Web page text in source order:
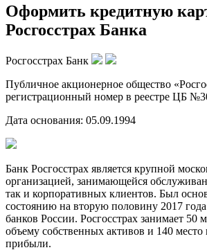
Оформить кредитную
Росгосстрах Банка
Росгосстрах Банк
Публичное акционерное общество
регистрационный номер в реестре ЦБ
Дата основания: 05.09.1994
Банк Росгосстрах является крупной
организацией, занимающейся
так и корпоративных клиентов. Был
состоянию на вторую половину 2017
банков России. Росгосстрах занимает 50
объему собственных активов и 140 место
прибыли.